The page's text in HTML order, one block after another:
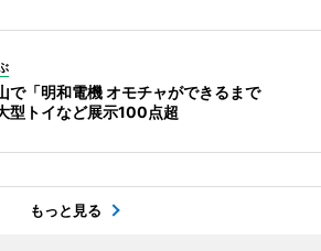
で「明和電機 オモチャができるまで
トイなど展示100点超
もっと見る